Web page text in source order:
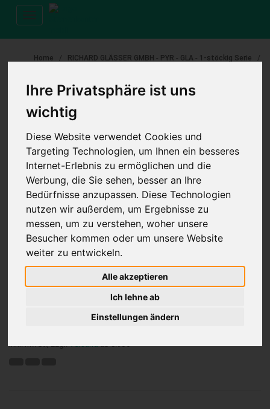
Ihre Privatsphäre ist uns
wichtig
Diese Website verwendet Cookies und
Targeting Technologien, um Ihnen ein besseres
Internet-Erlebnis zu ermöglichen und die
Werbung, die Sie sehen, besser an Ihre
Bedürfnisse anzupassen. Diese Technologien
nutzen wir außerdem, um Ergebnisse zu
messen, um zu verstehen, woher unsere
Besucher kommen oder um unsere Website
weiter zu entwickeln.
Alle akzeptieren
Ich lehne ab
Einstellungen ändern
Toggle
navigation
Home RICHARD GLÄSSER GMBH - PYR - GLA - 1-stöckig Serie
RICHARD GLÄSSER GMBH 1-stöckig Baumpyramide, Zwerg
mit Reh, 28 cm, Teel.
ARTIKELNUMMER : 10779
HERSTELLERNUMMER :
VERFÜGBARKEIT : Zur Zeit nicht ab Lager.
LIEFERZEIT :
Inkl. MwSt., zzgl.Versandab 8.90€